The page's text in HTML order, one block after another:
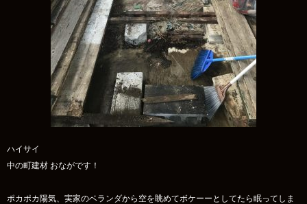
ハイサイ
中の町建材 おながです！
ポカポカ陽気、実家のベランダから空を眺めてボケーーとしてたら眠ってしま